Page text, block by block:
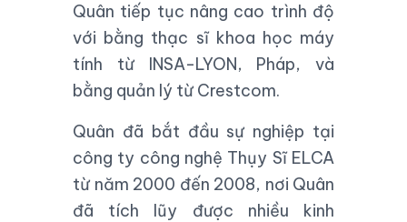
Quân tiếp tục nâng cao trình độ
với bằng thạc sĩ khoa học máy
tính từ INSA-LYON, Pháp, và
bằng quản lý từCrestcom.
Quân đã bắt đầu sự nghiệp tại
công ty công nghệ Thụy Sĩ ELCA
từ năm 2000 đến 2008, nơi Quân
đã tích lũy được nhiều kinh